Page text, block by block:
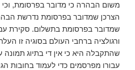
משום הבהרה כי מדובר בפרסומת, וכי
הצרכן שמדובר בפרסומת נדרשת
שמדובר בפרסומת בתשלום. סקירת
ורגולציה ברחבי העולם בסוגיה זו
שהתקבלה היא כי אין די בתיוג
עבורו מפרסמים כדי לעמוד בחובות